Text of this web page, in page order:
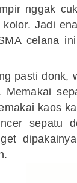
nggak
kolor. Jadi
celana
pasti donk,
Memakai
kaos
sepatu